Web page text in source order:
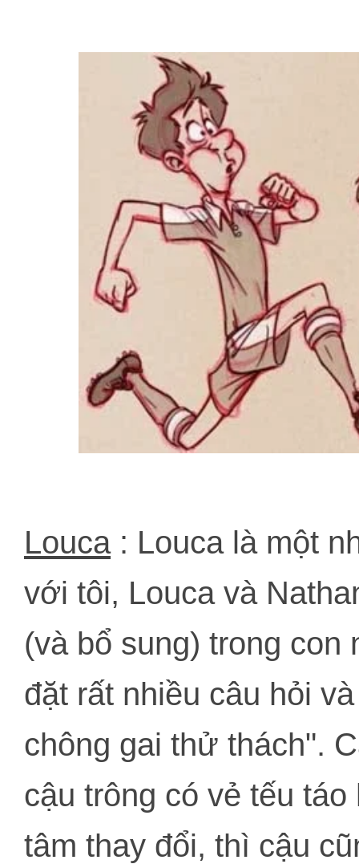
Louca: Louca là một
với tôi, Louca và
(và bổ sung) trong
đặt rất nhiều câu hỏi
chông gai thử thách".
cậu trông có vẻ tếu
tâm thay đổi, thì cậu